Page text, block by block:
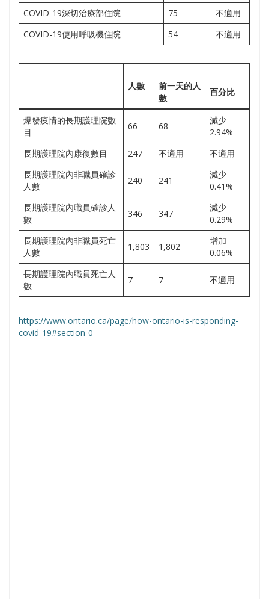
COVID-19深切治療部住院
75
不適用
COVID-19使用呼吸機住院
54 不適用
人數 前一天的人
數
百分比
爆發疫情的長期護理院數
目
66 68
減少
2.94%
長期護理院內康復數目
247 不適用
不適用
長期護理院內非職員確診
人數
240 241
減少
0.41%
長期護理院內職員確診人
數
346 347
減少
0.29%
長期護理院內非職員死亡
人數
1,803 1,802
增加
0.06%
長期護理院內職員死亡人
數
7 7 不適用
https://www.ontario.ca/page/how-ontario-is-responding-
covid-19#section-0